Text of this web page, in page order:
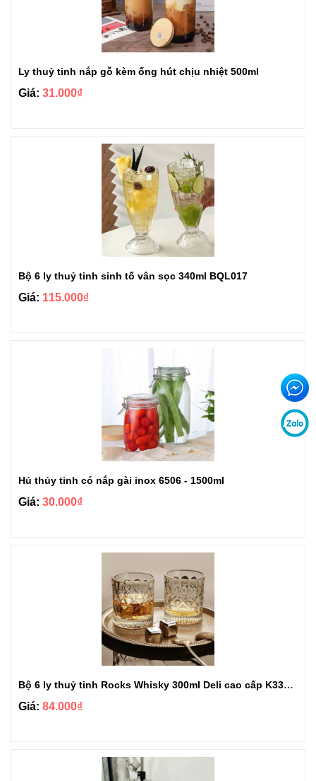
Ly thuỷ tinh nắp gỗ kèm ống hút chịu nhiệt 500ml
Giá: 31.000₫
Bộ 6 ly thuỷ tinh sinh tố vân sọc 340ml BQL017
Giá: 115.000₫
Hủ thủy tinh có nắp gài inox 6506 - 1500ml
Giá: 30.000₫
Bộ 6 ly thuỷ tinh Rocks Whisky 300ml Deli cao cấp K3326AC
Giá: 84.000₫